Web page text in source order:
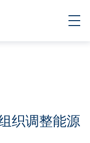
织调整能源